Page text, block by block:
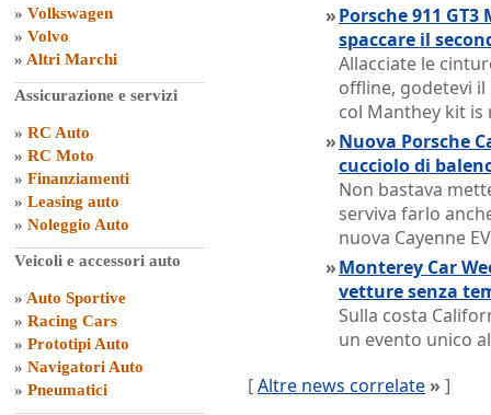
» Volkswagen
» Volvo
» Altri Marchi
Assicurazione e servizi
» RC Auto
» RC Moto
» Finanziamenti
» Leasing auto
» Noleggio Auto
Veicoli e accessori auto
» Auto Sportive
» Racing Cars
» Prototipi Auto
» Navigatori Auto
» Pneumatici
»Porsche 911
spaccare il
Allacciate le
offline, godetevi il
col Manthey kit
»Nuova Porsche
cucciolo di
Non bastava
serviva farlo
nuova Cayenne EV
»Monterey Car
vetture senza
Sulla costa
un evento unico
[Altre news correlate » ]